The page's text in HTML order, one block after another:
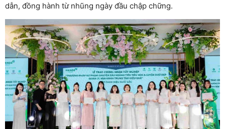
dẫn, đồng hành từ nhũng ngày đầu chập chững.